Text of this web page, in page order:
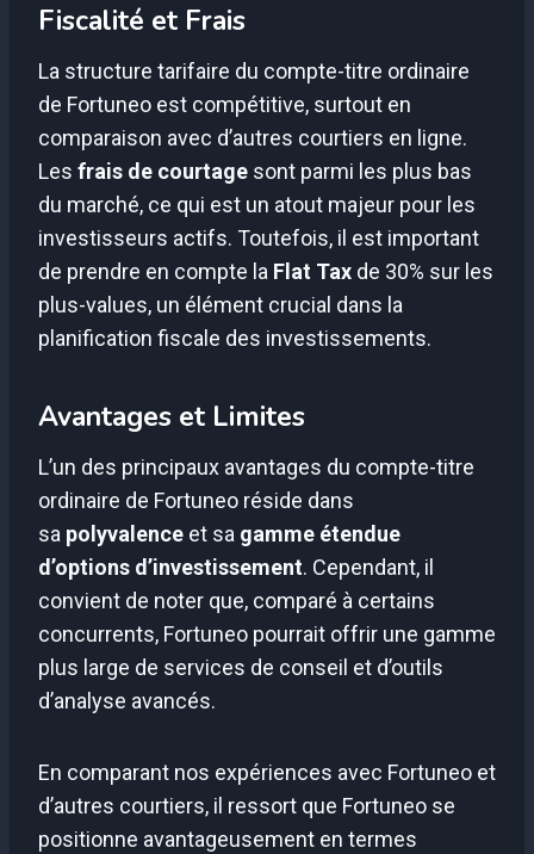
Fiscalité et Frais
La structure tarifaire du compte-titre ordinaire
de Fortuneo est compétitive, surtout en
comparaison avec d’autres courtiers en ligne.
Les frais de courtage sont parmi les plus bas
du marché, ce qui est un atout majeur pour les
investisseurs actifs. Toutefois, il est important
de prendre en compte la Flat Tax de 30% sur les
plus-values, un élément crucial dans la
planification fiscale des investissements.
Avantages et Limites
L’un des principaux avantages du compte-titre
ordinaire de Fortuneo réside dans
sa polyvalence et sa gamme étendue
d’options d’investissement. Cependant, il
convient de noter que, comparé à certains
concurrents, Fortuneo pourrait offrir une gamme
plus large de services de conseil et d’outils
d’analyse avancés.
En comparant nos expériences avec Fortuneo et
d’autres courtiers, il ressort que Fortuneo se
positionne avantageusement en termes